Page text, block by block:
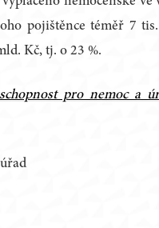
pojištěnce téměř 7
Kč, tj. o 23 %.
pro nemoc a